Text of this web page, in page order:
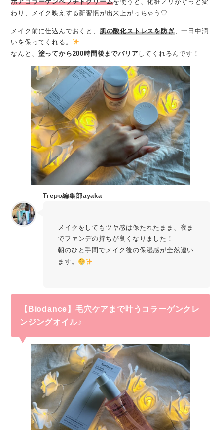
ポアコラーゲンペプチドクリームを使うと、化粧ノリがぐっと変
わり、メイク映えする新習慣が出来上がっちゃう♡
メイク前に仕込んでおくと、 肌の酸化ストレスを防ぎ、一日中潤
いを保ってくれる。
なんと、 塗ってから200時間後までバリアしてくれるんです！
Trepo編集部ayaka
メイクをしてもツヤ感は保たれたまま、夜ま
でファンデの持ちが良くなりました！
朝のひと手間でメイク後の保湿感が全然違い
ます。
【Biodance】毛穴ケアまで叶うコラーゲンクレ
ンジングオイル♪